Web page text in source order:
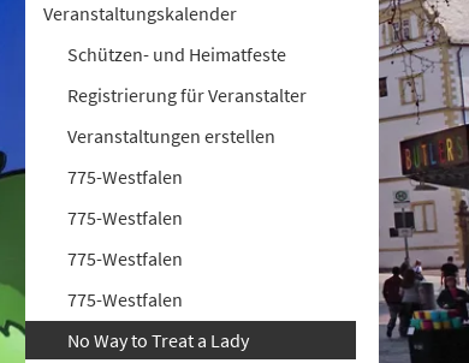
Veranstaltungskalender
Schützen- und Heimatfeste
Registrierung für Veranstalter
Veranstaltungen erstellen
775-Westfalen
775-Westfalen
775-Westfalen
775-Westfalen
No Way to Treat a Lady